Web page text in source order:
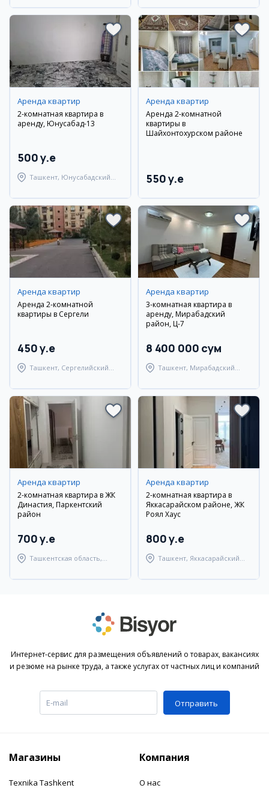
Аренда квартир
2-комнатная квартира в
аренду, Юнусабад-13
500 y.e
Ташкент, Юнусабадский
Аренда квартир
Аренда 2-комнатной
квартиры в
Шайхонтохурском районе
550 y.e
Аренда квартир
Аренда 2-комнатной
квартиры в Сергели
450 y.e
Ташкент, Сергелийский
Аренда квартир
3-комнатная квартира в
аренду, Мирабадский
район, Ц-7
8 400 000 сум
Ташкент, Мирабадский
Аренда квартир
2-комнатная квартира в ЖК
Династия, Паркентский
район
700 y.e
Ташкентская область,
Аренда квартир
2-комнатная квартира в
Яккасарайском районе, ЖК
Роял Хаус
800 y.e
Ташкент, Яккасарайский
Интернет-сервис для размещения объявлений о товарах, вакансиях
и резюме на рынке труда, а также услугах от частных лиц и компаний
Отправить
Магазины
Texnika Tashkent
Компания
О нас